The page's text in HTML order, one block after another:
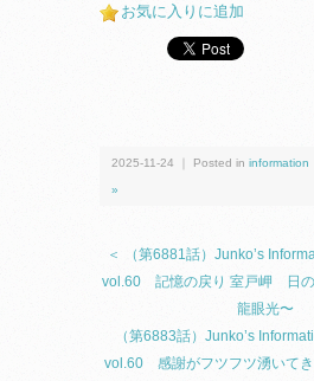
お気に入りに追加
2025-11-24 ｜ Posted in information
»
＜ （第6881話）Junko’s
vol.60 記憶の戻り 室戸岬 日
龍眼光〜
（第6883話）Junko’s
vol.60 感謝がフツフツ湧いて